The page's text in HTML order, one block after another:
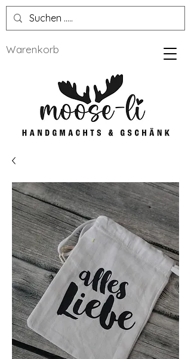
Warenkorb